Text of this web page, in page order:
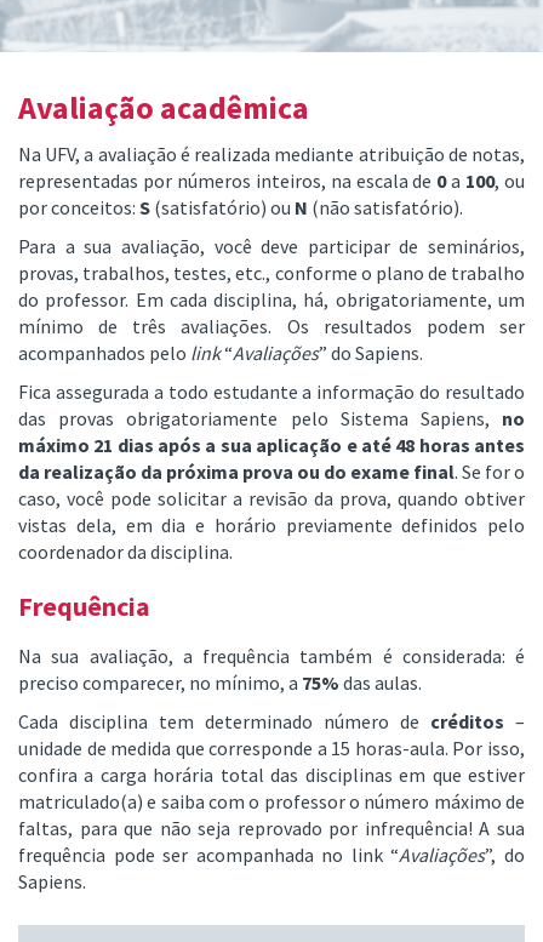
Avaliação acadêmica
Na UFV, a avaliação é realizada mediante atribuição de notas,
representadas por números inteiros, na escala de 0a 100, ou
por conceitos: S (satisfatório) ou N (não satisfatório).
Para a sua avaliação, você deve participar de seminários,
provas, trabalhos, testes, etc., conforme o plano de trabalho
do professor. Em cada disciplina, há, obrigatoriamente, um
mínimo de três avaliações. Os resultados podem ser
acompanhados pelo link“Avaliações” do Sapiens.
Fica assegurada a todo estudante a informação do resultado
das provas obrigatoriamente pelo Sistema Sapiens, no
máximo 21 dias após a sua aplicação e até 48 horas antes
da realização da próxima prova ou do exame final. Se for o
caso, você pode solicitar a revisão da prova, quando obtiver
vistas dela, em dia e horário previamente definidos pelo
coordenador da disciplina.
Frequência
Na sua avaliação, a frequência também é considerada: é
preciso comparecer, no mínimo, a 75% das aulas.
Cada disciplina tem determinado número de créditos –
unidade de medida que corresponde a 15 horas-aula. Por isso,
confira a carga horária total das disciplinas em que estiver
matriculado(a) e saiba com o professor o número máximo de
faltas, para que não seja reprovado por infrequência! A sua
frequência pode ser acompanhada no link “Avaliações”, do
Sapiens.